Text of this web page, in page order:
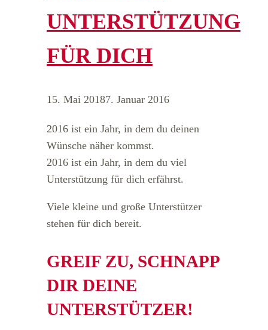
UNTERSTÜTZUNG
FÜR DICH
15. Mai 20187. Januar 2016
2016 ist ein Jahr, in dem du deinen
Wünsche näher kommst.
2016 ist ein Jahr, in dem du viel
Unterstützung für dich erfährst.
Viele kleine und große Unterstützer
stehen für dich bereit.
GREIF ZU, SCHNAPP
DIR DEINE
UNTERSTÜTZER!